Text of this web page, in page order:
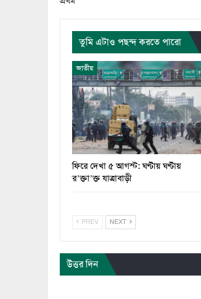
তুমি এটাও পছন্দ করতে পারো
জাতীয়
ফিরে দেখা ৫ আগস্ট: ঘণ্টায় ঘণ্টায়
র’ক্তা’ক্ত যাত্রাবাড়ী
PREV NEXT
উত্তর দিন